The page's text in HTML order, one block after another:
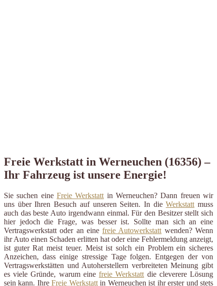
Freie Werkstatt in Werneuchen (16356) –
Ihr Fahrzeug ist unsere Energie!
Sie suchen eine Freie Werkstatt in Werneuchen? Dann freuen wir
uns über Ihren Besuch auf unseren Seiten. In dieWerkstatt muss
auch das beste Auto irgendwann einmal. Für den Besitzer stellt sich
hier jedoch die Frage, was besser ist. Sollte man sich an eine
Vertragswerkstatt oder an einefreie Autowerkstatt wenden? Wenn
ihr Auto einen Schaden erlitten hat oder eine Fehlermeldung anzeigt,
ist guter Rat meist teuer. Meist ist solch ein Problem ein sicheres
Anzeichen, dass einige stressige Tage folgen. Entgegen der von
Vertragswerkstätten und Autoherstellern verbreiteten Meinung gibt
es viele Gründe, warum einefreie Werkstatt die cleverere Lösung
sein kann. IhreFreie Werkstattin Werneuchen ist ihr erster und stets